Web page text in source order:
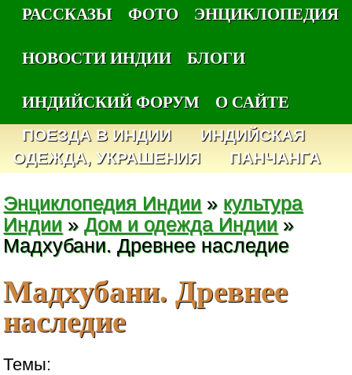
РАССКАЗЫ
ФОТО
ЭНЦИКЛОПЕДИЯ
НОВОСТИ ИНДИИ
БЛОГИ
ИНДИЙСКИЙ ФОРУМ
О САЙТЕ
ПОЕЗДА В ИНДИИ
ИНДИЙСКАЯ
ОДЕЖДА, УКРАШЕНИЯ
ПАНЧАНГА
Энциклопедия Индии » культура
Индии »Дом и одежда Индии »
Мадхубани. Древнее наследие
Мадхубани. Древнее
наследие
Темы: